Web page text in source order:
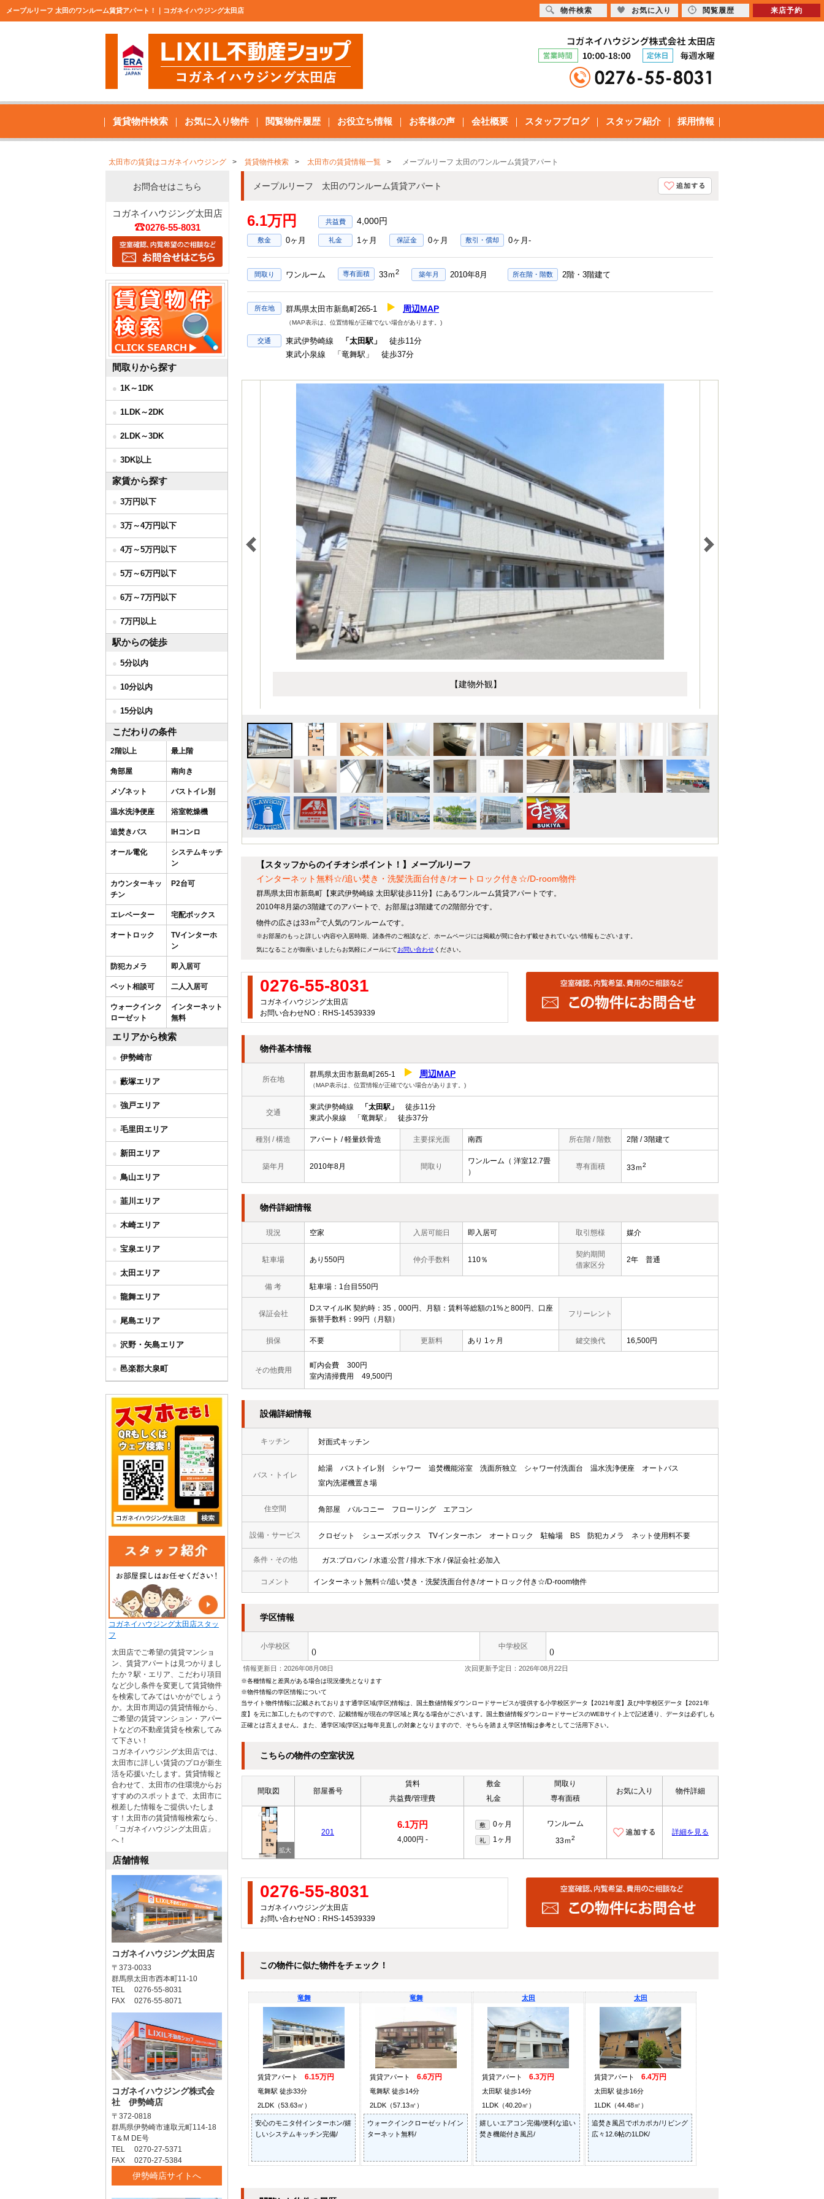
メープルリーフ 太田のワンルーム賃貸アパート！｜コガネイハウジング太田店
賃貸物件検索 お気に入り物件 閲覧物件履歴 お役立ち情報 お客様の声 会社概要 スタッフブログ スタッフ紹介 採用情報
太田市の賃貸はコガネイハウジング 賃貸物件検索 太田市の賃貸情報一覧 メープルリーフ 太田のワンルーム賃貸アパート
メープルリーフ 太田のワンルーム賃貸アパート
6.1万円 4,000円
敷金 0ヶ月 礼金 1ヶ月 保証金 0ヶ月 敷引・償却 0ヶ月-
間取り ワンルーム 専有面積 33ｍ2 築年月 2010年8月 所在階・階数 2階・3階建て
所在地 群馬県太田市新島町265-1 周辺MAP
（MAP表示は、位置情報が正確でない場合があります。)
交通 東武伊勢崎線 「太田駅」
徒歩11分
東武小泉線 「竜舞駅」 徒歩37分
【建物外観】
【スタッフからのイチオシポイント！】メープルリーフ
インターネット無料☆/追い焚き・洗髪洗面台付き/オートロック付き☆/D-room物件
群馬県太田市新島町【東武伊勢崎線 太田駅徒歩11分】にあるワンルーム賃貸アパートです。
2010年8月築の3階建てのアパートで、お部屋は3階建ての2階部分です。
物件の広さは33ｍ2で人気のワンルームです。
※お部屋のもっと詳しい内容や入居時期、諸条件のご相談など、ホームページには掲載が間に合わず載せきれていない情報もございます。
気になることが御座いましたらお気軽にメールにてお問い合わせください。
0276-55-8031
コガネイハウジング太田店
お問い合わせNO：RHS-14539339
物件基本情報
所在地
群馬県太田市新島町265-1 周辺MAP
（MAP表示は、位置情報が正確でない場合があります。)
交通
東武伊勢崎線 「太田駅」
徒歩11分
東武小泉線 「竜舞駅」 徒歩37分
種別 / 構造 アパート / 軽量鉄骨造 主要採光面 南西 所在階 / 階数 2階 / 3階建て
築年月 2010年8月 間取り
ワンルーム（ 洋室12.7畳
）
専有面積 33ｍ2
物件詳細情報
現況 空家 入居可能日 即入居可 取引態様 媒介
駐車場 あり550円 仲介手数料 110％
契約期間
借家区分
2年 普通
備 考 駐車場：1台目550円
保証会社
DスマイルIK 契約時：35，000円、月額：賃料等総額の1%と800円、口座
振替手数料：99円（月額）
フリーレント
損保 不要 更新料 あり 1ヶ月 鍵交換代 16,500円
その他費用
町内会費
300円
室内清掃費用
49,500円
設備詳細情報
キッチン 対面式キッチン
バス・トイレ
給湯 バストイレ別 シャワー 追焚機能浴室 洗面所独立 シャワー付洗面台 温水洗浄便座
オートバス
室内洗濯機置き場
住空間 角部屋 バルコニー フローリング エアコン
設備・サービス クロゼット シューズボックス TVインターホン オートロック 駐輪場 BS 防犯カメラ ネット使用料不要
条件・その他 ガス:プロパン / 水道:公営 / 排水:下水 / 保証会社:必加入
コメント インターネット無料☆/追い焚き・洗髪洗面台付き/オートロック付き☆/D-room物件
学区情報
小学校区
()
中学校区
()
情報更新日：2026年08月08日 次回更新予定日：2026年08月22日
※各種情報と差異がある場合は現況優先となります
※物件情報の学区情報について
当サイト物件情報に記載されております通学区域(学区)情報は、国土数値情報ダウンロードサービスが提供する小学校区データ【2021年度】及び中学校区データ【2021年
度】を元に加工したものですので、記載情報が現在の学区域と異なる場合がございます。国土数値情報ダウンロードサービスのWEBサイト上で記述通り、データは必ずしも
正確とは言えません。また、通学区域(学区)は毎年見直しの対象となりますので、そちらを踏まえ学区情報は参考としてご活用下さい。
こちらの物件の空室状況
間取図 部屋番号
賃料
共益費/管理費
敷金
礼金
間取り
専有面積
お気に入り 物件詳細
201
6.1万円
4,000円 -
敷 0ヶ月
礼 1ヶ月
ワンルーム
33ｍ2
詳細を見る
0276-55-8031
コガネイハウジング太田店
お問い合わせNO：RHS-14539339
この物件に似た物件をチェック！
竜舞
賃貸アパート 6.15万円
竜舞駅 徒歩33分
2LDK（53.63㎡）
安心のモニタ付インターホン/嬉
しいシステムキッチン完備/
竜舞
賃貸アパート 6.6万円
竜舞駅 徒歩14分
2LDK（57.13㎡）
ウォークインクローゼット/イン
ターネット無料/
太田
賃貸アパート 6.3万円
太田駅 徒歩14分
1LDK（40.20㎡）
嬉しいエアコン完備/便利な追い
焚き機能付き風呂/
太田
賃貸アパート 6.4万円
太田駅 徒歩16分
1LDK（44.48㎡）
追焚き風呂でポカポカ/リビング
広々12.6帖の1LDK/
お問合せはこちら
コガネイハウジング太田店
0276-55-8031
間取りから探す
1K～1DK
1LDK～2DK
2LDK～3DK
3DK以上
家賃から探す
3万円以下
3万～4万円以下
4万～5万円以下
5万～6万円以下
6万～7万円以下
7万円以上
駅からの徒歩
5分以内
10分以内
15分以内
こだわりの条件
2階以上 最上階
角部屋 南向き
メゾネット バストイレ別
温水洗浄便座 浴室乾燥機
追焚きバス IHコンロ
オール電化
システムキッチ
ン
カウンターキッ
チン
P2台可
エレベーター 宅配ボックス
オートロック
TVインターホ
ン
防犯カメラ 即入居可
ペット相談可 二人入居可
ウォークインク
ローゼット
インターネット
無料
エリアから検索
伊勢崎市
藪塚エリア
強戸エリア
毛里田エリア
新田エリア
鳥山エリア
韮川エリア
木崎エリア
宝泉エリア
太田エリア
龍舞エリア
尾島エリア
沢野・矢島エリア
邑楽郡大泉町
コガネイハウジング太田店スタッ
フ
太田店でご希望の賃貸マンショ
ン、賃貸アパートは見つかりまし
たか？駅・エリア、こだわり項目
など少し条件を変更して賃貸物件
を検索してみてはいかがでしょう
か。太田市周辺の賃貸情報から、
ご希望の賃貸マンション・アパー
トなどの不動産賃貸を検索してみ
て下さい！
コガネイハウジング太田店では、
太田市に詳しい賃貸のプロが新生
活を応援いたします。賃貸情報と
合わせて、太田市の住環境からお
すすめのスポットまで、太田市に
根差した情報をご提供いたしま
す！太田市の賃貸情報検索なら、
「コガネイハウジング太田店」
へ！
店舗情報
コガネイハウジング太田店
〒373-0033
群馬県太田市西本町11-10
TEL 0276-55-8031
FAX 0276-55-8071
コガネイハウジング株式会
社 伊勢崎店
〒372-0818
群馬県伊勢崎市連取元町114-18
T＆M DE号
TEL 0270-27-5371
FAX 0270-27-5384
伊勢崎店サイトへ
物件検索 お気に入り 閲覧履歴 来店予約